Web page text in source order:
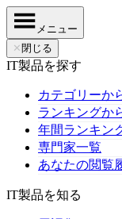
メニュー
✕ 閉じる
IT製品を探す
カテゴリーか
ランキングか
年間ランキン
専門家一覧
あなたの閲覧
IT製品を知る